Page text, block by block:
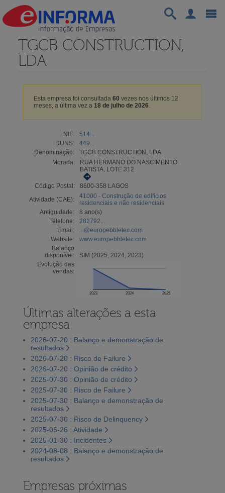
TGCB CONSTRUCTION,
LDA
Esta empresa foi consultada 60 vezes nos últimos 12
meses, a última vez a 18 de julho de 2026.
NIF:
514...
DUNS:
449...
Denominação:
TGCB CONSTRUCTION, LDA
Morada:
RUA HERMANO DO NASCIMENTO
BATISTA, LOTE 312
Código Postal:
8600-358 LAGOS
Atividade (CAE):
41000 - Construção de edifícios
residenciais e não residenciais
Antiguidade:
8 ano(s)
Telefone:
282792...
Email:
...@europebbletec.com
Website:
www.europebbletec.com
Balanço
disponível:
SIM (2025, 2024, 2023)
Evolução das
vendas:
2023 2024 2025
Últimas alterações a esta
empresa
2026-07-20 : Balanço e demonstração de
resultados
2026-07-20 : Risco de Failure
2026-07-20 : Opinião de crédito
2025-07-30 : Opinião de crédito
2025-07-30 : Risco de Failure
2025-07-30 : Balanço e demonstração de
resultados
2025-07-30 : Risco de Delinquency
2025-05-26 : Atividade
2025-01-30 : Incidentes
2024-08-08 : Balanço e demonstração de
resultados
Empresas próximas